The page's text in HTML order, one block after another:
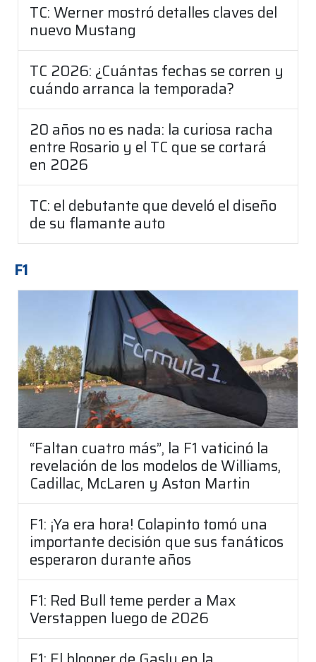
TC: Werner mostró detalles claves del
nuevo Mustang
TC 2026: ¿Cuántas fechas se corren y
cuándo arranca la temporada?
20 años no es nada: la curiosa racha
entre Rosario y el TC que se cortará
en 2026
TC: el debutante que develó el diseño
de su flamante auto
F1
“Faltan cuatro más”, la F1 vaticinó la
revelación de los modelos de Williams,
Cadillac, McLaren y Aston Martin
F1: ¡Ya era hora! Colapinto tomó una
importante decisión que sus fanáticos
esperaron durante años
F1: Red Bull teme perder a Max
Verstappen luego de 2026